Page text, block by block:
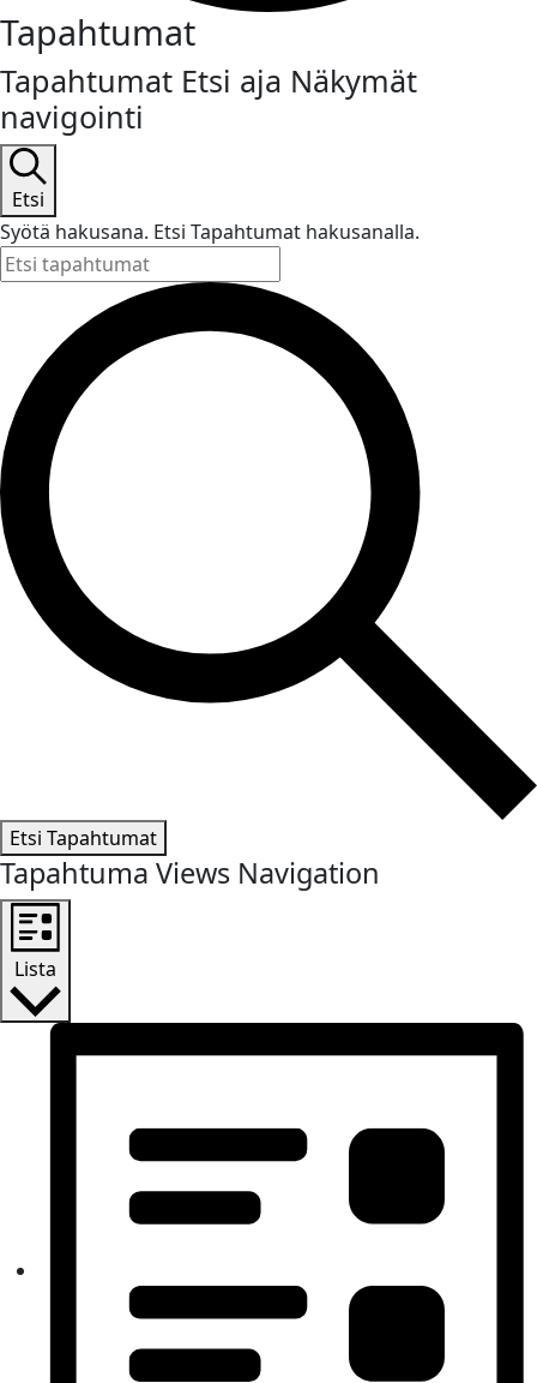
Tapahtumat
Tapahtumat Etsi aja Näkymät
navigointi
Etsi
Syötä hakusana. Etsi Tapahtumat hakusanalla.
Etsi Tapahtumat
Tapahtuma Views Navigation
Lista